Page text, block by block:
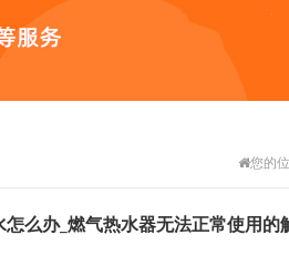
您的
么办_燃气热水器无法正常使用的